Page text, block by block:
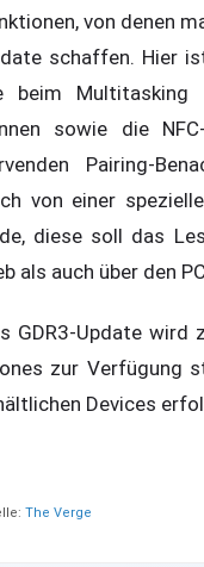
von denen
schaffen. Hier
beim Multitasking
sowie die
Pairing-
von einer
diese soll das
als auch über den
GDR3-Update wird
zur Verfügung
Devices
The Verge